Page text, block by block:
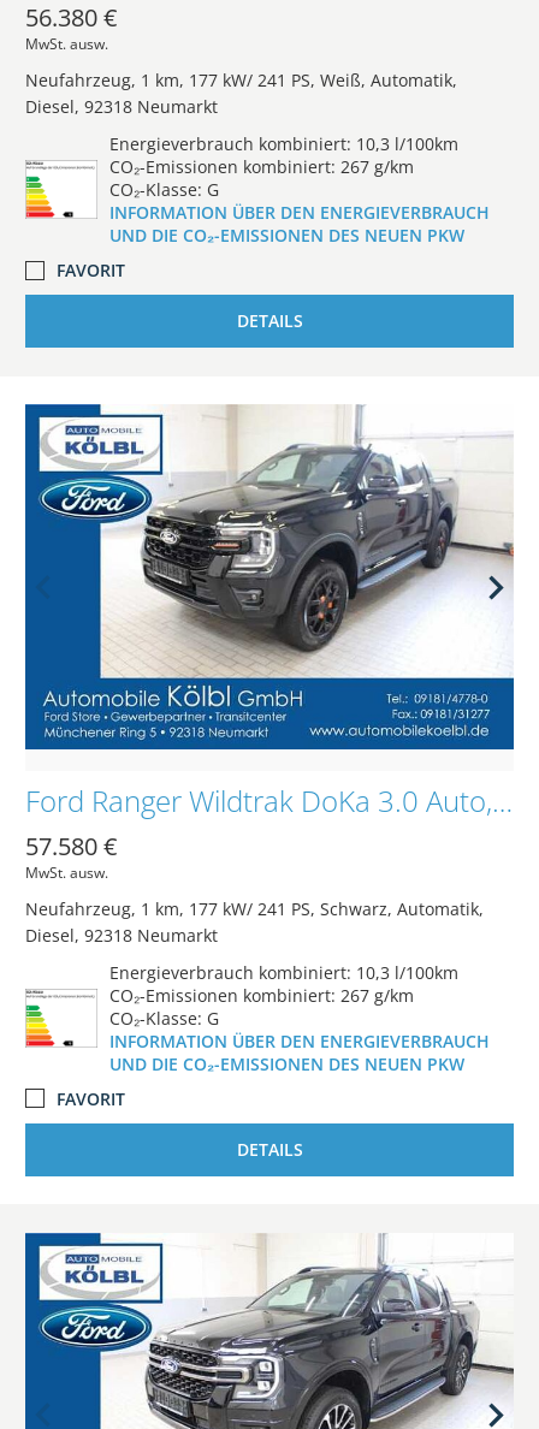
56.380 €
MwSt. ausw.
Neufahrzeug 1 km 177 kW/ 241 PS Weiß Automatik
Diesel 92318 Neumarkt
Energieverbrauch kombiniert: 10,3 l/100km
CO₂-Emissionen kombiniert: 267 g/km
CO₂-Klasse: G
INFORMATION ÜBER DEN ENERGIEVERBRAUCH
UND DIE CO₂-EMISSIONEN DES NEUEN PKW
FAVORIT
DETAILS
Ford Ranger Wildtrak DoKa 3.0 Auto, EL.ROLLO/AHK/iACC
57.580 €
MwSt. ausw.
Neufahrzeug 1 km 177 kW/ 241 PS Schwarz Automatik
Diesel 92318 Neumarkt
Energieverbrauch kombiniert: 10,3 l/100km
CO₂-Emissionen kombiniert: 267 g/km
CO₂-Klasse: G
INFORMATION ÜBER DEN ENERGIEVERBRAUCH
UND DIE CO₂-EMISSIONEN DES NEUEN PKW
FAVORIT
DETAILS